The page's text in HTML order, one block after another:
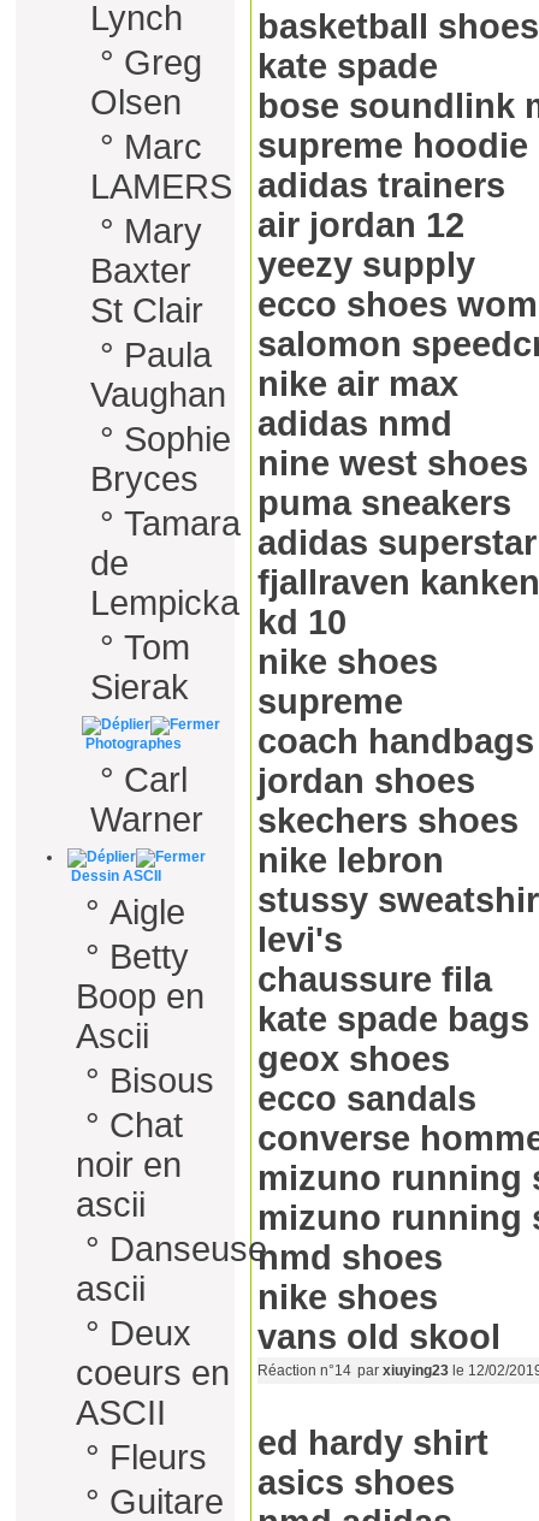
Lynch
° Greg
Olsen
° Marc
LAMERS
° Mary
Baxter
St Clair
° Paula
Vaughan
° Sophie
Bryces
° Tamara
de
Lempicka
° Tom
Sierak
Photographes
° Carl
Warner
Dessin ASCII
° Aigle
° Betty
Boop en
Ascii
° Bisous
° Chat
noir en
ascii
° Danseuse
ascii
° Deux
coeurs en
ASCII
° Fleurs
° Guitare
basketball shoes
kate spade
bose soundlink
supreme hoodie
adidas trainers
air jordan 12
yeezy supply
ecco shoes
salomon
nike air max
adidas nmd
nine west shoes
puma sneakers
adidas superstar
fjallraven kanken
kd 10
nike shoes
supreme
coach handbags
jordan shoes
skechers shoes
nike lebron
stussy
levi's
chaussure fila
kate spade bags
geox shoes
ecco sandals
converse
mizuno running
mizuno running
nmd shoes
nike shoes
vans old skool
Réaction n°14 par xiuying23 le 12/02/
ed hardy shirt
asics shoes